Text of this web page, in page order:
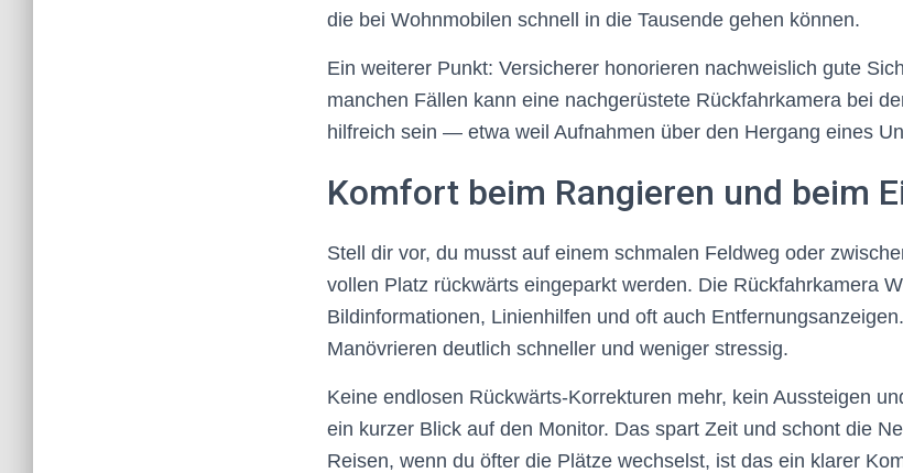
die bei Wohnmobilen schnell in die Tausende gehen können.
Ein weiterer Punkt: Versicherer honorieren nachweislich gute
manchen Fällen kann eine nachgerüstete Rückfahrkamera bei
hilfreich sein — etwa weil Aufnahmen über den Hergang eines
Komfort beim Rangieren und beim
Stell dir vor, du musst auf einem schmalen Feldweg oder
vollen Platz rückwärts eingeparkt werden. Die Rückfahrkamera
Bildinformationen, Linienhilfen und oft auch
Manövrieren deutlich schneller und weniger stressig.
Keine endlosen Rückwärts-Korrekturen mehr, kein Aussteigen
ein kurzer Blick auf den Monitor. Das spart Zeit und schont die
Reisen, wenn du öfter die Plätze wechselst, ist das ein klarer